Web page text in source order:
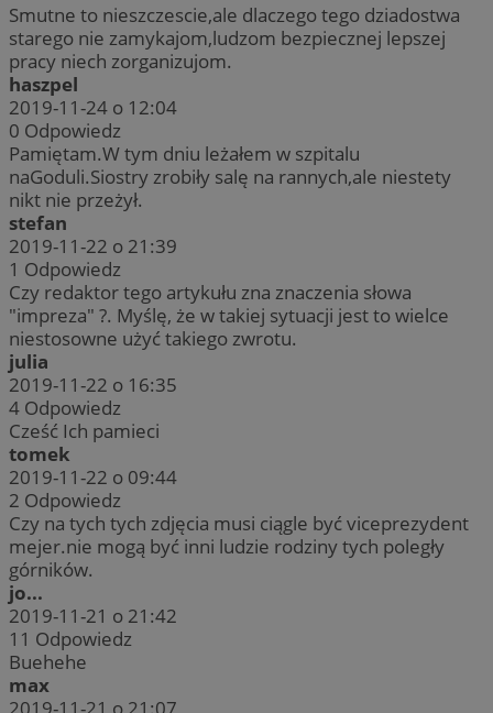
Smutne to nieszczescie,ale dlaczego tego dziadostwa
starego nie zamykajom,ludzom bezpiecznej lepszej
pracy niech zorganizujom.
haszpel
2019-11-24 o 12:04
0 Odpowiedz
Pamiętam.W tym dniu leżałem w szpitalu
naGoduli.Siostry zrobiły salę na rannych,ale niestety
nikt nie przeżył.
stefan
2019-11-22 o 21:39
1 Odpowiedz
Czy redaktor tego artykułu zna znaczenia słowa
"impreza" ?. Myślę, że w takiej sytuacji jest to wielce
niestosowne użyć takiego zwrotu.
julia
2019-11-22 o 16:35
4 Odpowiedz
Cześć Ich pamieci
tomek
2019-11-22 o 09:44
2 Odpowiedz
Czy na tych tych zdjęcia musi ciągle być viceprezydent
mejer.nie mogą być inni ludzie rodziny tych poległy
górników.
jo...
2019-11-21 o 21:42
11 Odpowiedz
Buehehe
max
2019-11-21 o 21:07